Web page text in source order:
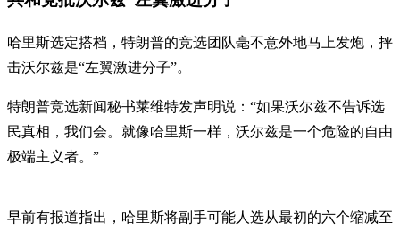
哈里斯选定搭档，特朗普的竞选团队毫不意外地马上发炮，抨
击沃尔兹是“左翼激进分子”。
特朗普竞选新闻秘书莱维特发声明说：“如果沃尔兹不告诉选
民真相，我们会。就像哈里斯一样，沃尔兹是一个危险的自由
极端主义者。”
早前有报道指出，哈里斯将副手可能人选从最初的六个缩减至